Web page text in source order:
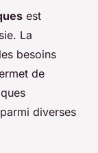
est
La
besoins
de
diverses